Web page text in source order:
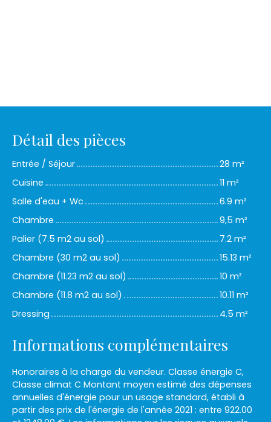
Détail des pièces
Entrée / Séjour
28 m²
Cuisine
11 m²
Salle d'eau + Wc
6.9 m²
Chambre
9,5 m²
Palier (7.5 m2 au sol)
7.2 m²
Chambre (30 m2 au sol)
15.13 m²
Chambre (11.23 m2 au sol)
10 m²
Chambre (11.8 m2 au sol)
10.11 m²
Dressing
4.5 m²
Informations complémentaires
Honoraires à la charge du vendeur. Classe énergie C,
Classe climat C Montant moyen estimé des dépenses
annuelles d'énergie pour un usage standard, établi à
partir des prix de l'énergie de l'année 2021 : entre 922.00